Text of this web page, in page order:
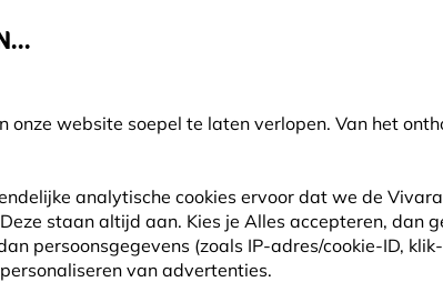
onze website soepel te laten verlopen. Van het
analytische cookies ervoor dat we de
staan altijd aan. Kies je Alles accepteren, dan
persoonsgegevens (zoals IP-adres/cookie-ID,
van advertenties.
Zoeken
VOGELHUISJES ANDERE DIEREN